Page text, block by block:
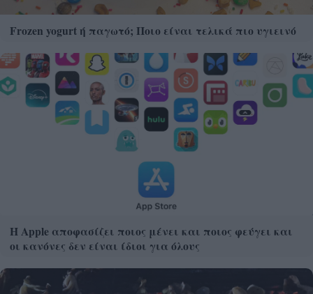
Frozen yogurt ή παγωτό; Ποιο είναι τελικά πιο υγιεινό
Η Apple αποφασίζει ποιος μένει και ποιος φεύγει και
οι κανόνες δεν είναι ίδιοι για όλους